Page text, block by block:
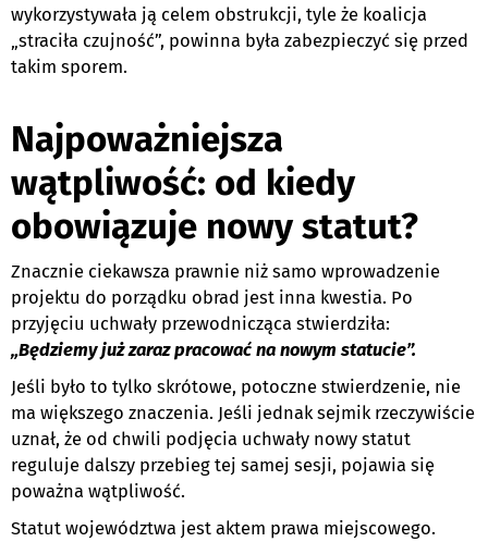
wykorzystywała ją celem obstrukcji, tyle że koalicja
„straciła czujność”, powinna była zabezpieczyć się przed
takim sporem.
Najpoważniejsza
wątpliwość: od kiedy
obowiązuje nowy statut?
Znacznie ciekawsza prawnie niż samo wprowadzenie
projektu do porządku obrad jest inna kwestia. Po
przyjęciu uchwały przewodnicząca stwierdziła:
„Będziemy już zaraz pracować na nowym statucie”.
Jeśli było to tylko skrótowe, potoczne stwierdzenie, nie
ma większego znaczenia. Jeśli jednak sejmik rzeczywiście
uznał, że od chwili podjęcia uchwały nowy statut
reguluje dalszy przebieg tej samej sesji, pojawia się
poważna wątpliwość.
Statut województwa jest aktem prawa miejscowego.